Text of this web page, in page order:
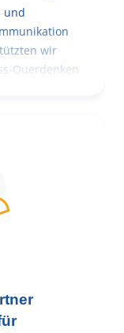
und
wir
Querdenken